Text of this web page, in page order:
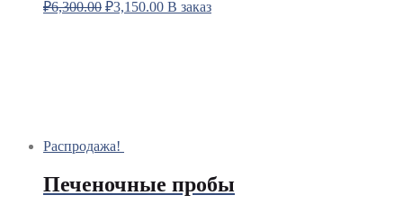
₽6,300.00 ₽3,150.00 В заказ
Распродажа!
Печеночные пробы